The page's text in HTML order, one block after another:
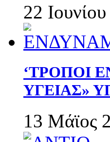
22
‘ΤΡΟΠΟΙ
ΥΓΕΙΑΣ»
13 Μάϊος